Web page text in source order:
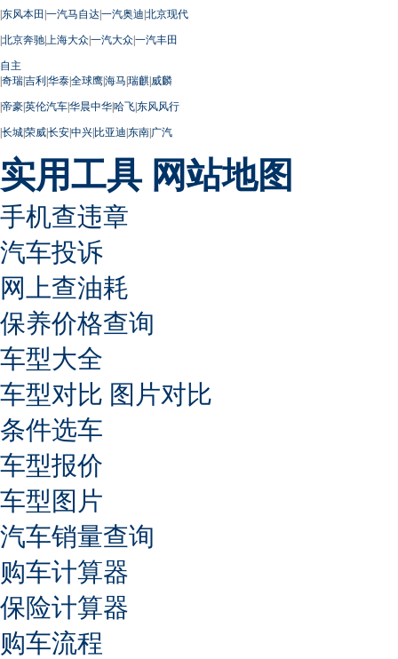
|东风本田 |一汽马自达|一汽奥迪|北京现代
|北京奔驰| 上海大众|一汽大众|一汽丰田
自主
|奇瑞|吉利|华泰|全球鹰|海马|瑞麒|威麟
|帝豪|英伦汽车|华晨中华|哈飞|东风风行
|长城|荣威|长安|中兴|比亚迪|东南|广汽
实用工具 网站地图
手机查违章
汽车投诉
网上查油耗
保养价格查询
车型大全
车型对比 图片对比
条件选车
车型报价
车型图片
汽车销量查询
购车计算器
保险计算器
购车流程